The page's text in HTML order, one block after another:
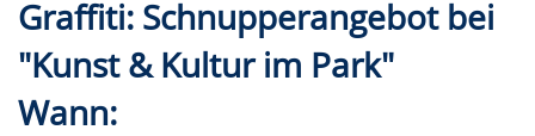
Graffiti: Schnupperangebot bei
"Kunst & Kultur im Park"
Wann: